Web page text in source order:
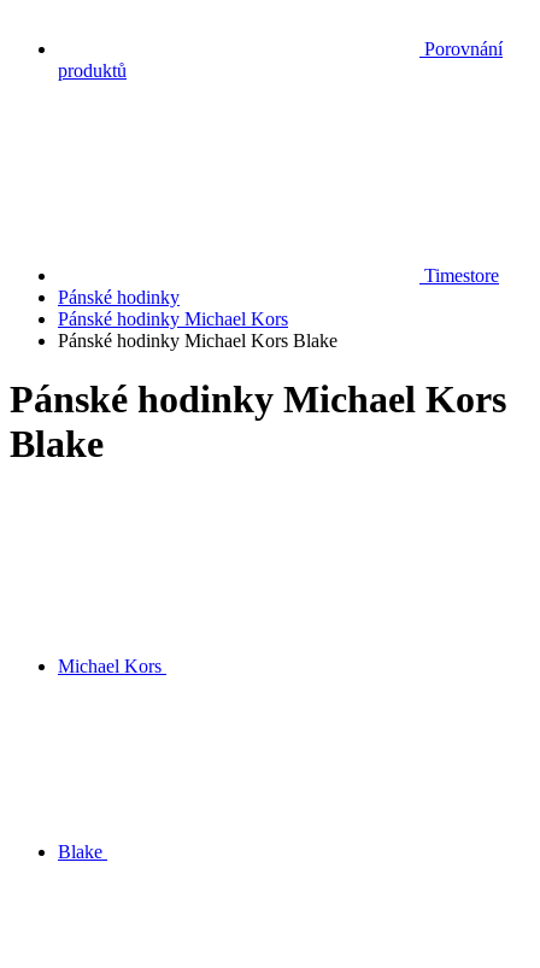
Porovnání
produktů
Timestore
Pánské hodinky
Pánské hodinky Michael Kors
Pánské hodinky Michael Kors Blake
Pánské hodinky Michael Kors
Blake
Michael Kors
Blake